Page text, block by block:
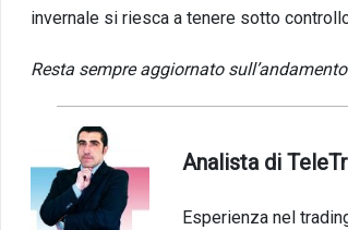
invernale si riesca a tenere sotto
Resta sempre aggiornato
Analista di
Esperienza nel